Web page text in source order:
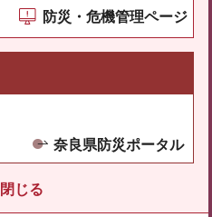
防災・危機管理ページ
奈良県防災ポータル
閉じる